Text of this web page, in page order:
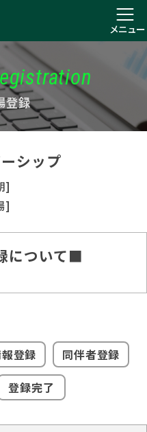
メニュー
登録
シップ
]
]
について■
登録
同伴者登録
登録完了